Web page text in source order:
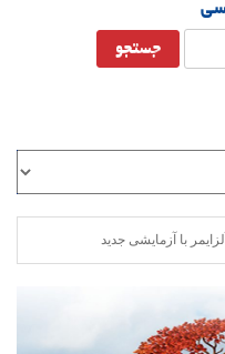
با آزمایشی جدید